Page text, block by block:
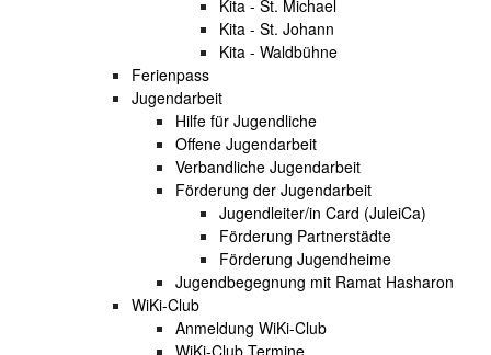
Kita - St. Michael
Kita - St. Johann
Kita - Waldbühne
Ferienpass
Jugendarbeit
Hilfe für Jugendliche
Offene Jugendarbeit
Verbandliche Jugendarbeit
Förderung der Jugendarbeit
Jugendleiter/in Card (JuleiCa)
Förderung Partnerstädte
Förderung Jugendheime
Jugendbegegnung mit Ramat Hasharon
WiKi-Club
Anmeldung WiKi-Club
WiKi-Club Termine